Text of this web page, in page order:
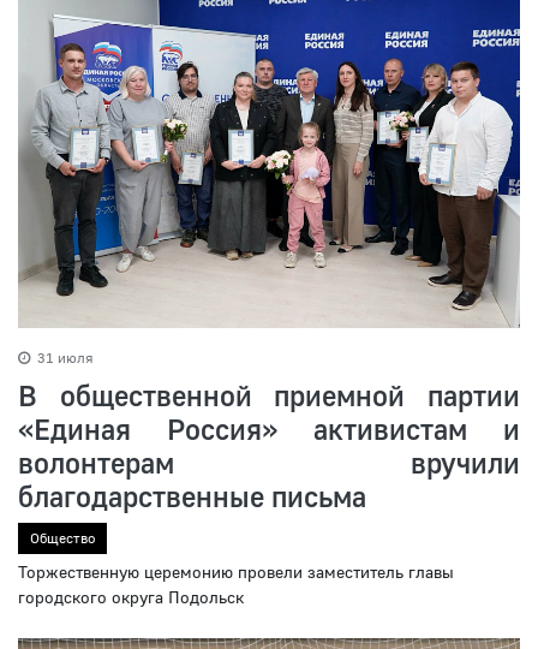
31 июля
В общественной приемной партии
«Единая Россия» активистам и
волонтерам вручили
благодарственные письма
Общество
Торжественную церемонию провели заместитель главы
городского округа Подольск